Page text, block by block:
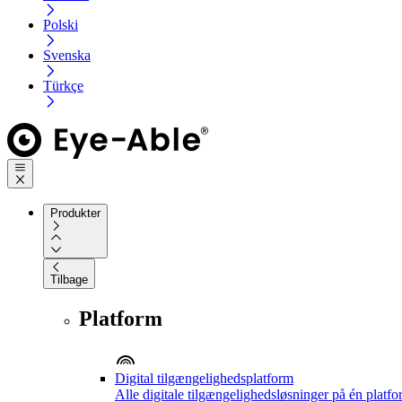
Polski
Svenska
Türkçe
Produkter
Tilbage
Platform
Digital tilgængelighedsplatform
Alle digitale tilgængelighedsløsninger på én